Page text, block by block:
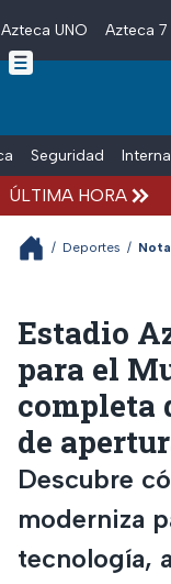
Skip to main content
Azteca UNO Azteca 7
Seguridad
ÚLTIMA HORA
/ Deportes / Nota
Estadio
para el
completa
de
Descubre
moderniza
tecnología,